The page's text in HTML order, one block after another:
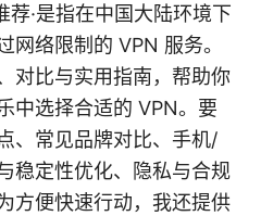
·是指在中国大陆环境下
网络限制的 VPN 服务。
对比与实用指南，帮助你
中选择合适的 VPN。要
、常见品牌对比、手机/
稳定性优化、隐私与合规
方便快速行动，我还提供